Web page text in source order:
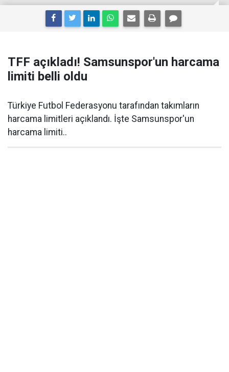
TFF açıkladı! Samsunspor'un harcama
limiti belli oldu
Türkiye Futbol Federasyonu tarafından takımların
harcama limitleri açıklandı. İşte Samsunspor'un
harcama limiti..